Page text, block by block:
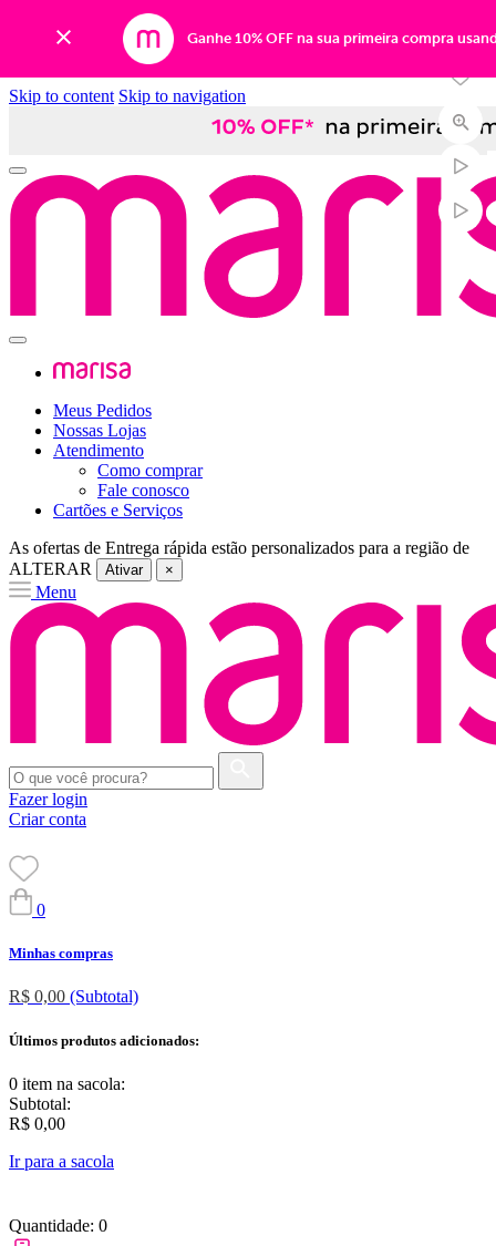
Ganhe 10% OFF na sua primeira compra
Skip to content Skip to navigation
Meus Pedidos
Nossas Lojas
Atendimento
Como comprar
Fale conosco
Cartões e Serviços
As ofertas de Entrega rápida estão personalizados para a região de
ALTERAR
Ativar ×
Menu
Fazer login
Criar conta
0
Minhas compras
R$ 0,00 (Subtotal)
Últimos produtos adicionados:
0 item na sacola:
Subtotal:
R$ 0,00
Ir para a sacola
Quantidade: 0